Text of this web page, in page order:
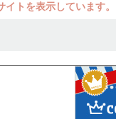
イトを表示しています